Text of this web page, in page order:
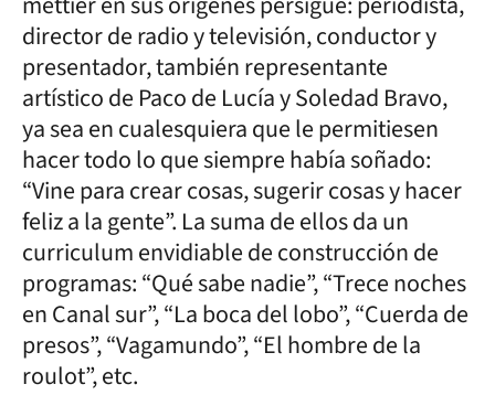
director de radio y televisión, conductor y
presentador, también representante
artístico de Paco de Lucía y Soledad Bravo,
ya sea en cualesquiera que le permitiesen
hacer todo lo que siempre había soñado:
“Vine para crear cosas, sugerir cosas y hacer
feliz a la gente”. La suma de ellos da un
curriculum envidiable de construcción de
programas: “Qué sabe nadie”, “Trece noches
en Canal sur”, “La boca del lobo”, “Cuerda de
presos”, “Vagamundo”, “El hombre de la
roulot”, etc.